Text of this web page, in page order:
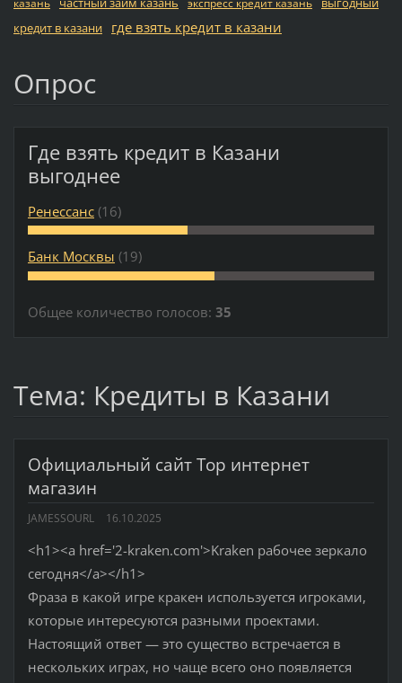
кредит в казани
где взять кредит в казани
Опрос
Где взять кредит в Казани
выгоднее
Ренессанс (16)
Банк Москвы (19)
Общее количество голосов: 35
Тема: Кредиты в Казани
Официальный сайт Тор интернет
магазин
JAMESSOURL 16.10.2025
<h1><a href='2-kraken.com'>Kraken рабочее зеркало
сегодня</a></h1>
Фраза в какой игре кракен используется игроками,
которые интересуются разными проектами.
Настоящий ответ — это существо встречается в
нескольких играх, но чаще всего оно появляется